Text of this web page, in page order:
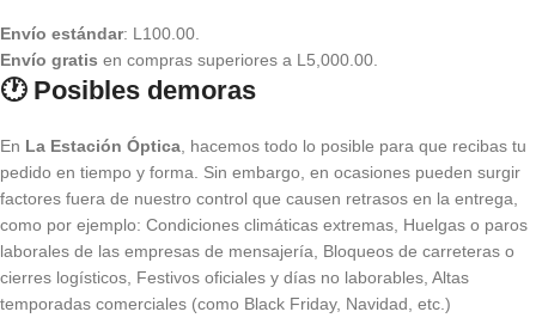
Envío estándar: L100.00.
Envío gratis en compras superiores a L5,000.00.
🕐 Posibles demoras
En La Estación Óptica, hacemos todo lo posible para que recibas tu
pedido en tiempo y forma. Sin embargo, en ocasiones pueden surgir
factores fuera de nuestro control que causen retrasos en la entrega,
como por ejemplo: Condiciones climáticas extremas, Huelgas o paros
laborales de las empresas de mensajería, Bloqueos de carreteras o
cierres logísticos, Festivos oficiales y días no laborables, Altas
temporadas comerciales (como Black Friday, Navidad, etc.)